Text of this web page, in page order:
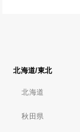
北海道/東北
北海道
秋田県